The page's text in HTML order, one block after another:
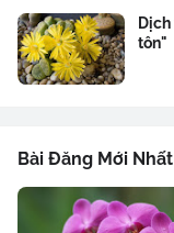
tôn"
Bài Đăng Mới Nhất